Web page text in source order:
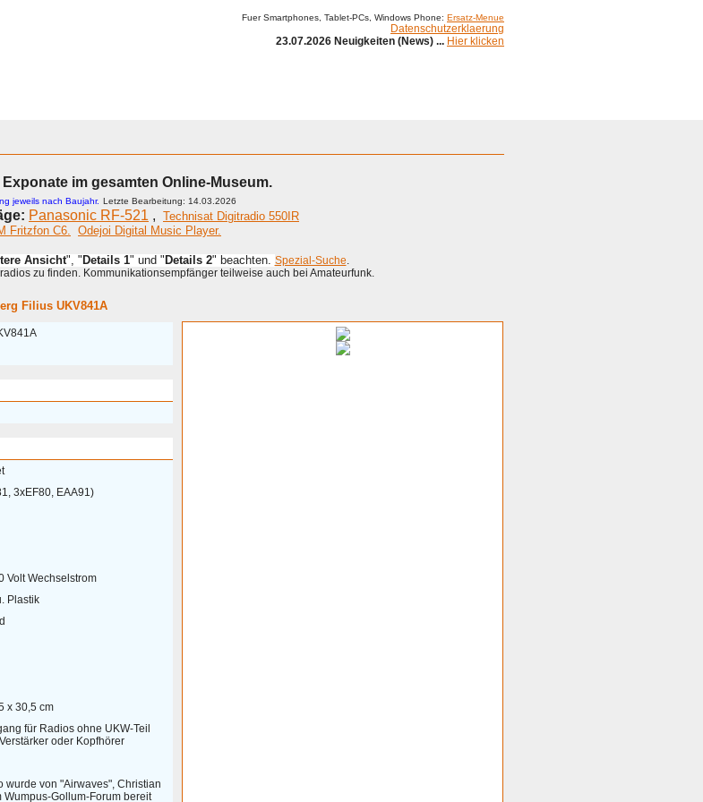
Fuer Smartphones, Tablet-PCs, Windows Phone: Ersatz-Menue
Datenschutzerklaerung
23.07.2026 Neuigkeiten (News) ... Hier klicken
Exponate im gesamten Online-Museum.
jeweils nach Baujahr. Letzte Bearbeitung: 14.03.2026
Panasonic RF-521 , Technisat Digitradio 550IR
Fritzfon C6. Odejoi Digital Music Player.
Ansicht", " Details 1" und " Details 2" beachten. Spezial-Suche.
zu finden. Kommunikationsempfänger teilweise auch bei Amateurfunk.
Filius UKV841A
3xEF80, EAA91)
Volt Wechselstrom
Plastik
x 30,5 cm
für Radios ohne UKW-Teil
oder Kopfhörer
wurde von "Airwaves", Christian
Wumpus-Gollum-Forum bereit